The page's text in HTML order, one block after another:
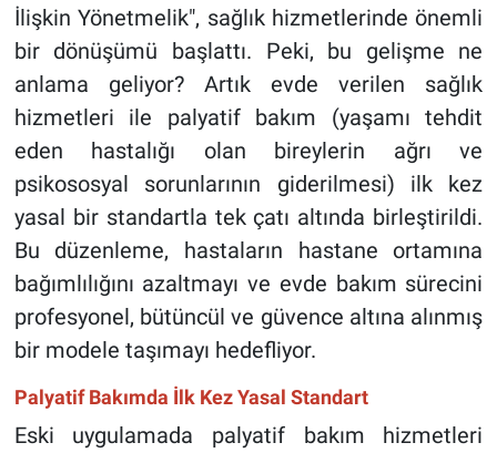
İlişkin Yönetmelik", sağlık hizmetlerinde önemli
bir dönüşümü başlattı. Peki, bu gelişme ne
anlama geliyor? Artık evde verilen sağlık
hizmetleri ile palyatif bakım (yaşamı tehdit
eden hastalığı olan bireylerin ağrı ve
psikososyal sorunlarının giderilmesi) ilk kez
yasal bir standartla tek çatı altında birleştirildi.
Bu düzenleme, hastaların hastane ortamına
bağımlılığını azaltmayı ve evde bakım sürecini
profesyonel, bütüncül ve güvence altına alınmış
bir modele taşımayı hedefliyor.
Palyatif Bakımda İlk Kez Yasal Standart
Eski uygulamada palyatif bakım hizmetleri